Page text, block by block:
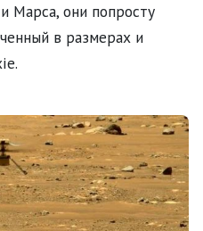
Марса, они попросту
в размерах и